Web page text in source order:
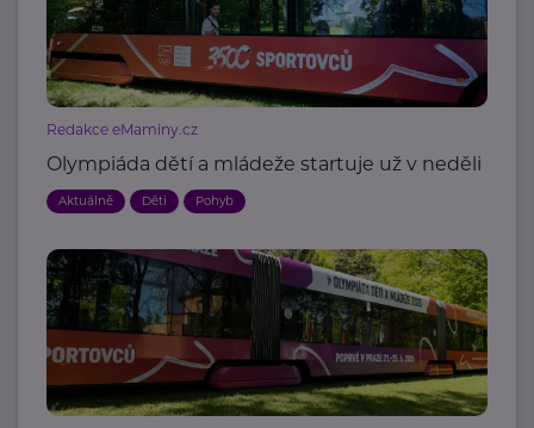
Redakce eMaminy.cz
Olympiáda dětí a mládeže startuje už v neděli
Aktuálně Děti Pohyb